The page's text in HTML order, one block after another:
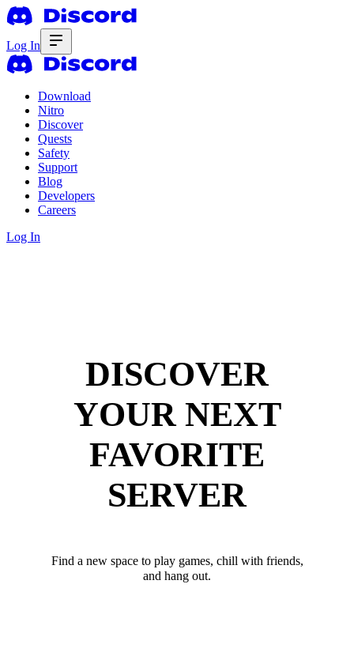
Log In
Download
Nitro
Discover
Quests
Safety
Support
Blog
Developers
Careers
Log In
DISCOVER
YOUR NEXT
FAVORITE
SERVER
Find a new space to play games, chill with friends,
and hang out.